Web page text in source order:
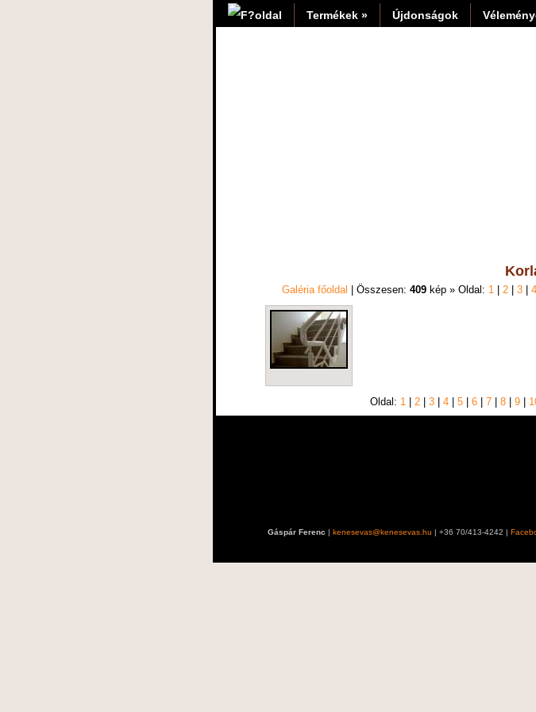
Termékek » Újdonságok
Galéria főoldal | Összesen: 409kép » Oldal: 1| 2| 3| 4
Oldal: 1| 2| 3| 4| 5| 6| 7| 8| 9|
Gáspár Ferenc | kenesevas@kenesevas.hu | +36 70/413-4242 |